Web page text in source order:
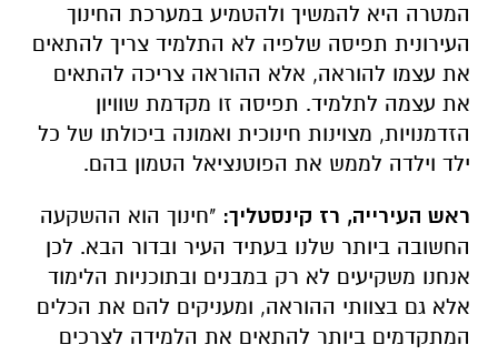
המטרה היא להמשיך ולהטמיע במערכת החינוך
העירונית תפיסה שלפיה לא התלמיד צריך להתאים
את עצמו להוראה, אלא ההוראה צריכה להתאים
את עצמה לתלמיד. תפיסה זו מקדמת שוויון
הזדמנויות, מצוינות חינוכית ואמונה ביכולתו של כל
ילד וילדה לממש את הפוטנציאל הטמון בהם.
ראש העירייה, רז קינסטליך: "חינוך הוא ההשקעה
החשובה ביותר שלנו בעתיד העיר ובדור הבא. לכן
אנחנו משקיעים לא רק במבנים ובתוכניות הלימוד
אלא גם בצוותי ההוראה, ומעניקים להם את הכלים
המתקדמים ביותר להתאים את הלמידה לצרכים